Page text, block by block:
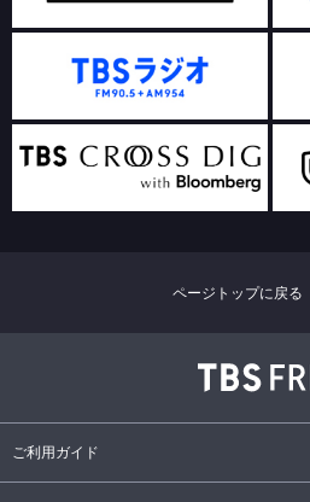
ご利用ガイド
ページトップに戻る